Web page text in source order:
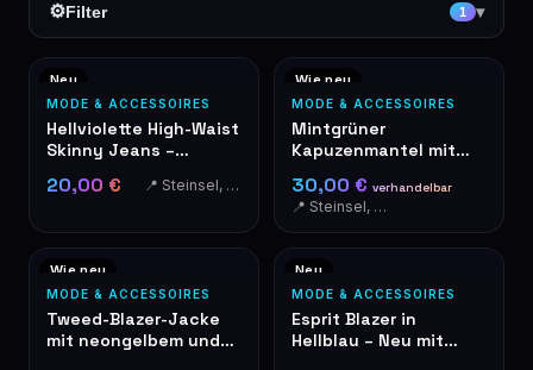
⚙Filter 1 ▾
Neu
MODE & ACCESSOIRES
Hellviolette High-Waist
Skinny Jeans –
Etiketten
20,00 € 📍 Steinsel, Luxembourg
Wie neu
MODE & ACCESSOIRES
Mintgrüner
Kapuzenmantel mit
Langer Damenmantel
30,00 € verhandelbar
📍 Steinsel, Luxembourg
Wie neu
MODE & ACCESSOIRES
Tweed-Blazer-Jacke
mit neongelbem und
Neu
MODE & ACCESSOIRES
Esprit Blazer in
Hellblau – Neu mit